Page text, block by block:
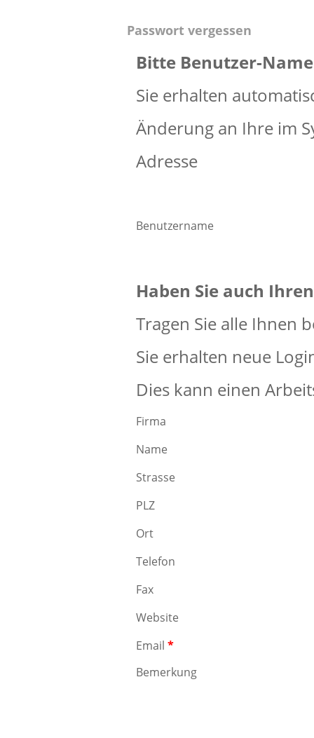
Passwort vergessen
Bitte Benutzer-
Sie erhalten
Änderung an Ihre im
Adresse
Benutzername
Haben Sie auch
Tragen Sie alle Ihnen
Sie erhalten neue
Dies kann einen
Firma
Name
Strasse
PLZ
Ort
Telefon
Fax
Website
Email *
Bemerkung